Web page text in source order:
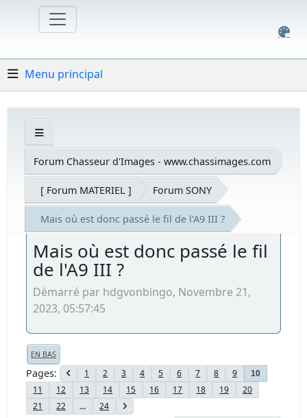
Menu principal
Forum Chasseur d'Images - www.chassimages.com
[ Forum MATERIEL ] Forum SONY
Mais où est donc passé le fil de l'A9 III ?
Mais où est donc passé le fil
de l'A9 III ?
Démarré par hdgvonbingo, Novembre 21,
2023, 05:57:45
EN BAS
Pages 1 2 3 4 5 6 7 8 9 10
11 12 13 14 15 16 17 18 19
20
21
22 ... 24